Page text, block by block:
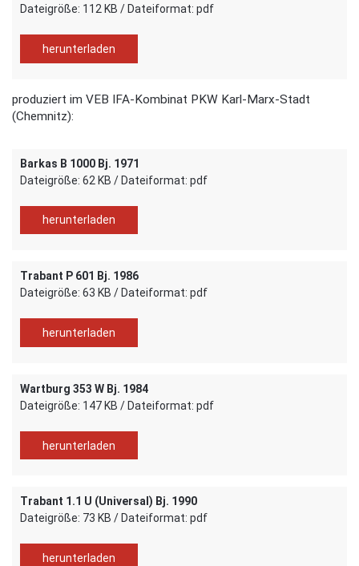
Dateigröße: 112 KB / Dateiformat: pdf
herunterladen
produziert im VEB IFA-Kombinat PKW Karl-Marx-Stadt
(Chemnitz):
Barkas B 1000 Bj. 1971
Dateigröße: 62 KB / Dateiformat: pdf
herunterladen
Trabant P 601 Bj. 1986
Dateigröße: 63 KB / Dateiformat: pdf
herunterladen
Wartburg 353 W Bj. 1984
Dateigröße: 147 KB / Dateiformat: pdf
herunterladen
Trabant 1.1 U (Universal) Bj. 1990
Dateigröße: 73 KB / Dateiformat: pdf
herunterladen